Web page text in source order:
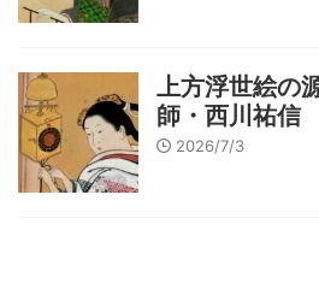
上方浮世絵の
師・西川祐信
2026/7/3